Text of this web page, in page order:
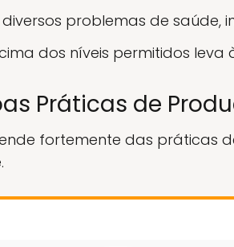
problemas de saúde,
dos níveis permitidos
Práticas de
fortemente das práticas